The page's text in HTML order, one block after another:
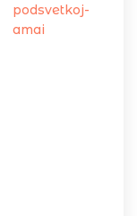
podsvetkoj-
amai